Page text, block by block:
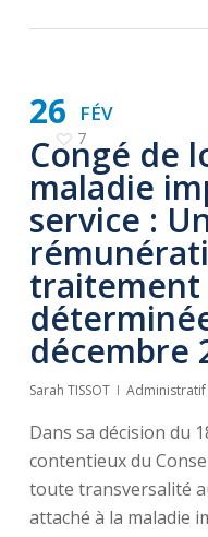
FÉV
26
7
Congé de
maladie
service :
traitement
décembre
Sarah TISSOT Administratif
Dans sa décision du
contentieux du
toute transversalité
attaché à la maladie